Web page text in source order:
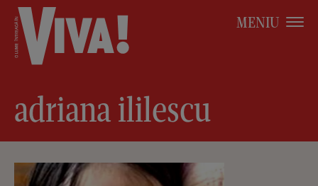
MENIU
adriana ililescu